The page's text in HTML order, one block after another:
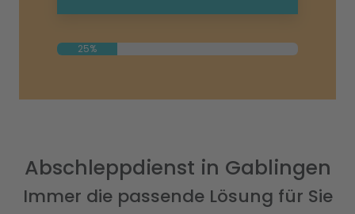
25%
Abschleppdienst in Gablingen
Immer die passende Lösung für Sie